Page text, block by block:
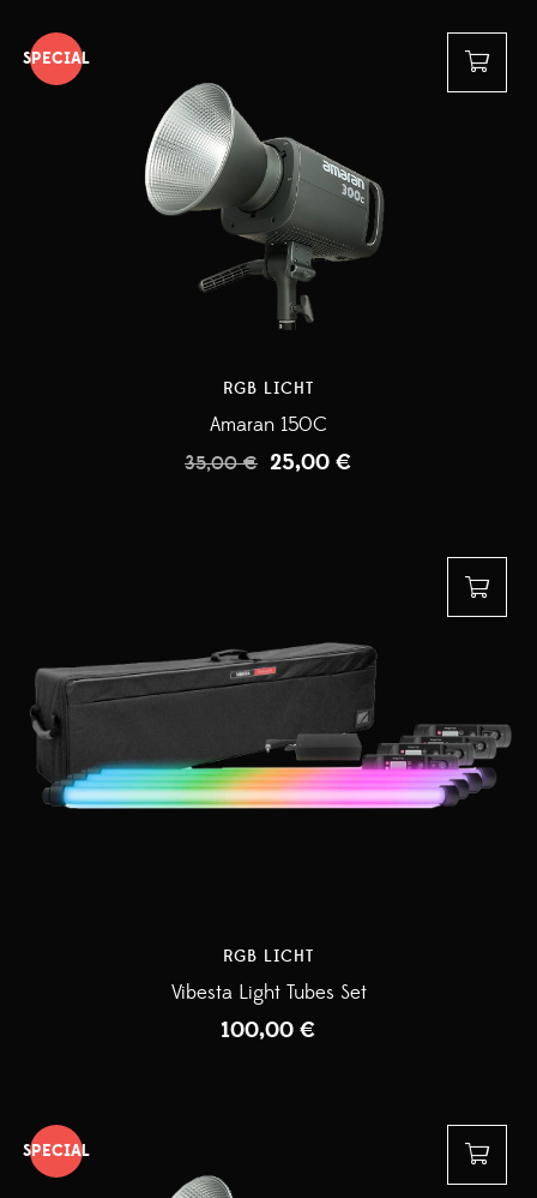
SPECIAL
RGB LICHT
Amaran 150C
35,00€ 25,00 €
RGB LICHT
Vibesta Light Tubes Set
100,00 €
SPECIAL